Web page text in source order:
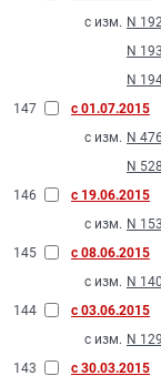
с изм. N
N
N
147
с 01.07.2015
с изм. N
N
146
с 19.06.2015
с изм. N
145
с 08.06.2015
с изм. N
144
с 03.06.2015
с изм. N
143
с 30.03.2015